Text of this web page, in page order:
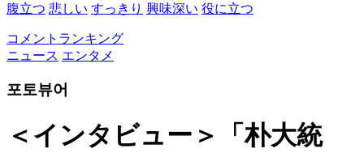
腹立つ 悲しい すっきり 興味深い 役に立つ
コメントランキング
ニュース エンタメ
포토뷰어
＜インタビュー＞「朴大統